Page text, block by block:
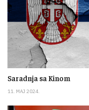
Saradnja sa Kinom
11. MAJ 2024.